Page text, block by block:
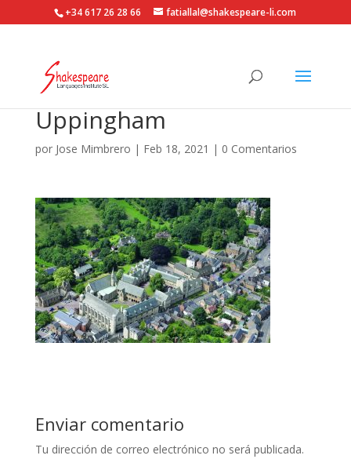
+34 617 26 28 66 fatiallal@shakespeare-li.com
Uppingham
por Jose Mimbrero | Feb 18, 2021 | 0 Comentarios
Enviar comentario
Tu dirección de correo electrónico no será publicada.